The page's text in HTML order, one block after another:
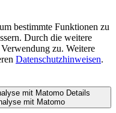
bestimmte Funktionen zu
Durch die weitere
zu. Weitere
Datenschutzhinweisen.
mit Matomo Details
mit Matomo